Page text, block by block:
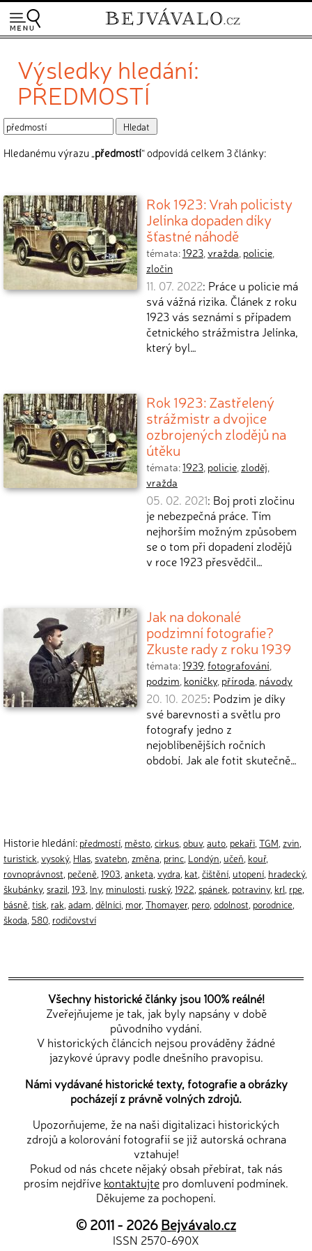
Výsledky hledání:
PŘEDMOSTÍ
Hledanému výrazu „předmostí“ odpovídá celkem 3 články:
Rok 1923: Vrah policisty
Jelínka dopaden díky
šťastné náhodě
témata:1923,vražda, policie,
zločin
11. 07. 2022: Práce u policie má
svá vážná rizika. Článek z roku
1923 vás seznámí s případem
četnického strážmistra Jelínka,
který byl…
Rok 1923: Zastřelený
strážmistr a dvojice
ozbrojených zlodějů na
útěku
témata:1923, policie, zloděj,
vražda
05. 02. 2021: Boj proti zločinu
je nebezpečná práce. Tím
nejhorším možným způsobem
se o tom při dopadení zlodějů
v roce 1923 přesvědčil…
Jak na dokonalé
podzimní fotografie?
Zkuste rady z roku 1939
témata:1939,fotografování,
podzim, koníčky, příroda, návody
20. 10. 2025: Podzim je díky
své barevnosti a světlu pro
fotografy jedno z
nejoblíbenějších ročních
období. Jak ale fotit skutečně…
Historie hledání: předmostí město cirkus obuv, auto pekaři TGM zvin
turistick vysoký, Hlas svatebn změna princ Londýn učeň kouř,
rovnoprávnost pečeně 1903 anketa vydra kat čištění utopení hradecký,
škubánky, srazil 193 lny, minulosti ruský, 1922 spánek potraviny, krl rpe
básně tisk rak adam dělníci mor, Thomayer, pero odolnost porodnice
škoda 580 rodičovství
Všechny historické články jsou 100% reálné!
Zveřejňujeme je tak, jak byly napsány v době
původního vydání.
V historických článcích nejsou prováděny žádné
jazykové úpravy podle dnešního pravopisu.
Námi vydávané historické texty, fotografie a obrázky
pocházejí z právně volných zdrojů.
Upozorňujeme, že na naši digitalizaci historických
zdrojů a kolorování fotografií se již autorská ochrana
vztahuje!
Pokud od nás chcete nějaký obsah přebírat, tak nás
prosím nejdříve kontaktujte pro domluvení podmínek.
Děkujeme za pochopení.
© 2011 - 2026Bejvávalo.cz
ISSN 2570-690X